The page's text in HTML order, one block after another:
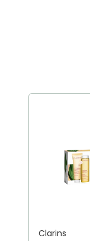
Clarins